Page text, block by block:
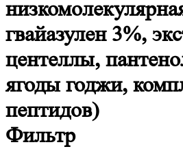
гвайазулен 3%,
центеллы,
ягоды годжи,
пептидов)
Фильтр